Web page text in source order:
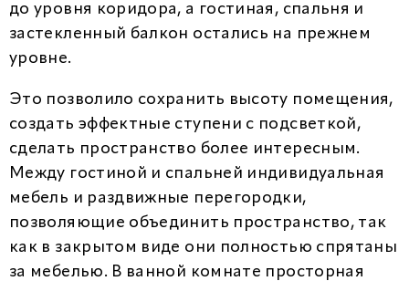
до уровня коридора, а гостиная, спальня и
застекленный балкон остались на прежнем
уровне.
Это позволило сохранить высоту помещения,
создать эффектные ступени с подсветкой,
сделать пространство более интересным.
Между гостиной и спальней индивидуальная
мебель и раздвижные перегородки,
позволяющие объединить пространство, так
как в закрытом виде они полностью спрятаны
за мебелью. В ванной комнате просторная